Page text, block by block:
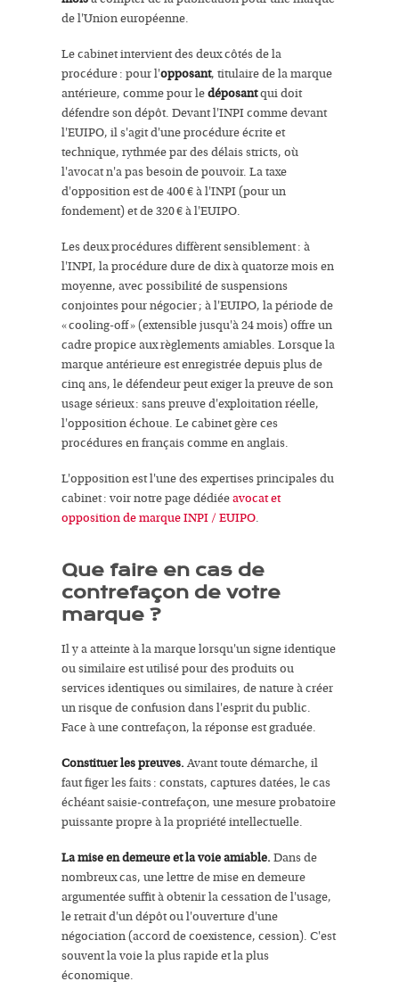
de l'Union européenne.
Le cabinet intervient des deux côtés de la
procédure : pour l'opposant, titulaire de la marque
antérieure, comme pour ledéposantqui doit
défendre son dépôt. Devant l'INPI comme devant
l'EUIPO, il s'agit d'une procédure écrite et
technique, rythmée par des délais stricts, où
l'avocat n'a pas besoin de pouvoir. La taxe
d'opposition est de 400 € à l'INPI (pour un
fondement) et de 320 € à l'EUIPO.
Les deux procédures diffèrent sensiblement : à
l'INPI, la procédure dure de dix à quatorze mois en
moyenne, avec possibilité de suspensions
conjointes pour négocier ; à l'EUIPO, la période de
« cooling-off » (extensible jusqu'à 24 mois) offre un
cadre propice aux règlements amiables. Lorsque la
marque antérieure est enregistrée depuis plus de
cinq ans, le défendeur peut exiger la preuve de son
usage sérieux : sans preuve d'exploitation réelle,
l'opposition échoue. Le cabinet gère ces
procédures en français comme en anglais.
L'opposition est l'une des expertises principales du
cabinet : voir notre page dédiéeavocat et
opposition de marque INPI / EUIPO.
Que faire en cas de
contrefaçon de votre
marque ?
Il y a atteinte à la marque lorsqu'un signe identique
ou similaire est utilisé pour des produits ou
services identiques ou similaires, de nature à créer
un risque de confusion dans l'esprit du public.
Face à une contrefaçon, la réponse est graduée.
Constituer les preuves. Avant toute démarche, il
faut figer les faits : constats, captures datées, le cas
échéant saisie-contrefaçon, une mesure probatoire
puissante propre à la propriété intellectuelle.
La mise en demeure et la voie amiable. Dans de
nombreux cas, une lettre de mise en demeure
argumentée suffit à obtenir la cessation de l'usage,
le retrait d'un dépôt ou l'ouverture d'une
négociation (accord de coexistence, cession). C'est
souvent la voie la plus rapide et la plus
économique.